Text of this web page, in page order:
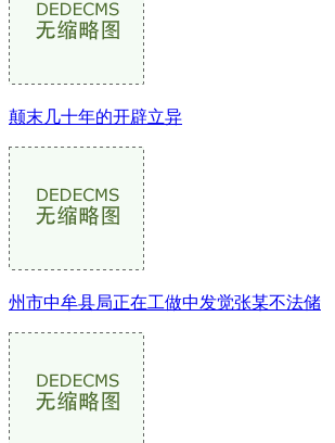
颠末几十年的开辟立异
州市中牟县局正在工做中发觉张某不法储